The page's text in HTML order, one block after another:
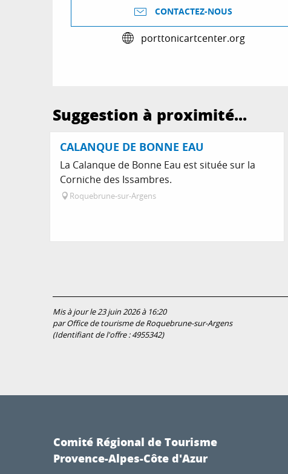
CONTACTEZ-NOUS
porttonicartcenter.org
Suggestion à proximité...
CALANQUE DE BONNE EAU
La Calanque de Bonne Eau est située sur la
Corniche des Issambres.
Roquebrune-sur-Argens
Mis à jour le 23 juin 2026 à 16:20
par Office de tourisme de Roquebrune-sur-Argens
(Identifiant de l'offre :4955342)
Comité Régional de Tourisme
Provence-Alpes-Côte d'Azur